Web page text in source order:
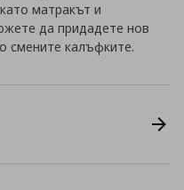
матракът и
да придадете нов
смените калъфките.